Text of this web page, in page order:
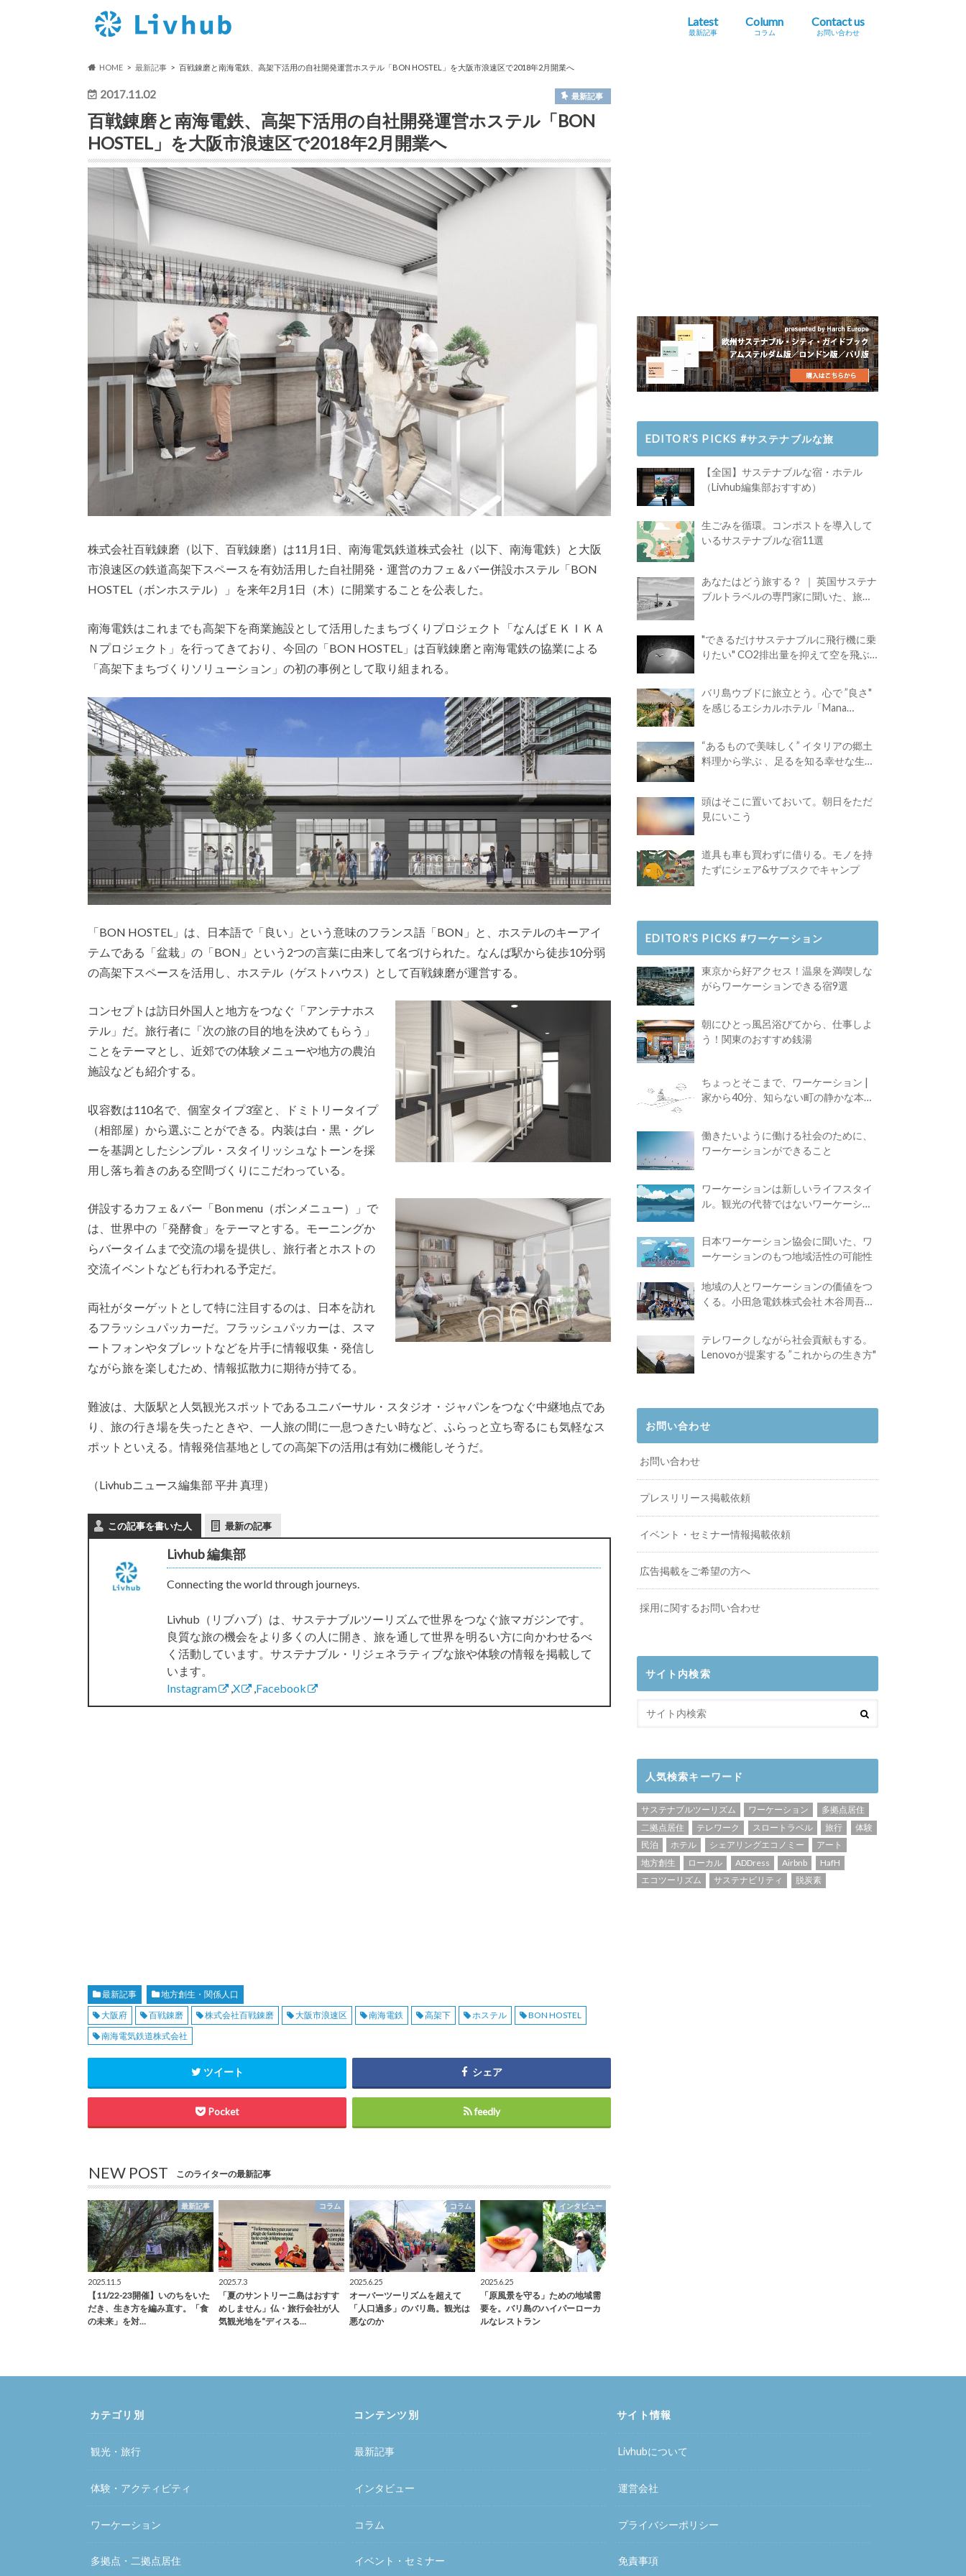
Latest
最新記事
Column
コラム
Contact us
お問い合わせ
HOME 最新記事 百戦錬磨と南海電鉄、高架下活用の自社開発運営ホステル「BON HOSTEL」を大阪市浪速区で2018年2月開業へ
2017.11.02 最新記事
百戦錬磨と南海電鉄、高架下活用の自社開発運営ホステル「BON
HOSTEL」を大阪市浪速区で2018年2月開業へ
株式会社百戦錬磨（以下、百戦錬磨）は11月1日、南海電気鉄道株式会社（以下、南海電鉄）と大阪
市浪速区の鉄道高架下スペースを有効活用した自社開発・運営のカフェ＆バー併設ホステル「BON
HOSTEL（ボンホステル）」を来年2月1日（木）に開業することを公表した。
南海電鉄はこれまでも高架下を商業施設として活用したまちづくりプロジェクト「なんばＥＫＩＫＡ
Ｎプロジェクト」を行ってきており、今回の「BON HOSTEL」は百戦錬磨と南海電鉄の協業による
「高架下まちづくりソリューション」の初の事例として取り組まれる。
「BON HOSTEL」は、日本語で「良い」という意味のフランス語「BON」と、ホステルのキーアイ
テムである「盆栽」の「BON」という2つの言葉に由来して名づけられた。なんば駅から徒歩10分弱
の高架下スペースを活用し、ホステル（ゲストハウス）として百戦錬磨が運営する。
コンセプトは訪日外国人と地方をつなぐ「アンテナホス
テル」だ。旅行者に「次の旅の目的地を決めてもらう」
ことをテーマとし、近郊での体験メニューや地方の農泊
施設なども紹介する。
収容数は110名で、個室タイプ3室と、ドミトリータイプ
（相部屋）から選ぶことができる。内装は白・黒・グレ
ーを基調としたシンプル・スタイリッシュなトーンを採
用し落ち着きのある空間づくりにこだわっている。
併設するカフェ＆バー「Bon menu（ボンメニュー）」で
は、世界中の「発酵食」をテーマとする。モーニングか
らバータイムまで交流の場を提供し、旅行者とホストの
交流イベントなども行われる予定だ。
両社がターゲットとして特に注目するのは、日本を訪れ
るフラッシュパッカーだ。フラッシュパッカーは、スマ
ートフォンやタブレットなどを片手に情報収集・発信し
ながら旅を楽しむため、情報拡散力に期待が持てる。
難波は、大阪駅と人気観光スポットであるユニバーサル・スタジオ・ジャパンをつなぐ中継地点であ
り、旅の行き場を失ったときや、一人旅の間に一息つきたい時など、ふらっと立ち寄るにも気軽なス
ポットといえる。情報発信基地としての高架下の活用は有効に機能しそうだ。
（Livhubニュース編集部 平井 真理）
この記事を書いた人 最新の記事
Livhub 編集部
Connecting the world through journeys.
Livhub（リブハブ）は、サステナブルツーリズムで世界をつなぐ旅マガジンです。
良質な旅の機会をより多くの人に開き、旅を通して世界を明るい方に向かわせるべ
く活動しています。サステナブル・リジェネラティブな旅や体験の情報を掲載して
います。
Instagram
,X ,Facebook
最新記事
地方創生・関係人口
大阪府
百戦錬磨 株式会社百戦錬磨 大阪市浪速区 南海電鉄 高架下 ホステル
BON HOSTEL
南海電気鉄道株式会社
ツイート シェア
Pocket feedly
NEW POST このライターの最新記事
最新記事
2025.11.5
【11/22-23開催】いのちをいた
だき、生き方を編み直す。「食
の未来」を対…
コラム
2025.7.3
「夏のサントリーニ島はおすす
めしません」仏・旅行会社が人
気観光地を“ディスる…
コラム
2025.6.25
オーバーツーリズムを超えて
「人口過多」のバリ島。観光は
悪なのか
インタビュー
2025.6.25
「原風景を守る」ための地域需
要を。バリ島のハイパーローカ
ルなレストラン
EDITOR’S PICKS #サステナブルな旅
【全国】サステナブルな宿・ホテル
（Livhub編集部おすすめ）
生ごみを循環。コンポストを導入して
いるサステナブルな宿11選
あなたはどう旅する？ ｜ 英国サステナ
ブルトラベルの専門家に聞いた、旅の
"できるだけサステナブルに飛行機に乗
りたい" CO2排出量を抑えて空を飛ぶ
バリ島ウブドに旅立とう。心で ”良さ"
を感じるエシカルホテル「Mana
“あるもので美味しく” イタリアの郷土
料理から学ぶ 、足るを知る幸せな生き
頭はそこに置いておいて。朝日をただ
見にいこう
道具も車も買わずに借りる。モノを持
たずにシェア&サブスクでキャンプ
EDITOR’S PICKS #ワーケーション
東京から好アクセス！温泉を満喫しな
がらワーケーションできる宿9選
朝にひとっ風呂浴びてから、仕事しよ
う！関東のおすすめ銭湯
ちょっとそこまで、ワーケーション |
家から40分、知らない町の静かな本屋
働きたいように働ける社会のために、
ワーケーションができること
ワーケーションは新しいライフスタイ
ル。観光の代替ではないワーケーショ
日本ワーケーション協会に聞いた、ワ
ーケーションのもつ地域活性の可能性
地域の人とワーケーションの価値をつ
くる。小田急電鉄株式会社 木谷周吾さ
テレワークしながら社会貢献もする。
Lenovoが提案する ”これからの生き方"
お問い合わせ
お問い合わせ
プレスリリース掲載依頼
イベント・セミナー情報掲載依頼
広告掲載をご希望の方へ
採用に関するお問い合わせ
サイト内検索
人気検索キーワード
サステナブルツーリズム ワーケーション
多拠点居住
二拠点居住
テレワーク スロートラベル 旅行
体験
民泊
ホテル シェアリングエコノミー
アート
地方創生
ローカル ADDress Airbnb
HafH
エコツーリズム
サステナビリティ 脱炭素
カテゴリ別
観光・旅行
体験・アクティビティ
ワーケーション
多拠点・二拠点居住
コンテンツ別
最新記事
インタビュー
コラム
イベント・セミナー
サイト情報
Livhubについて
運営会社
プライバシーポリシー
免責事項